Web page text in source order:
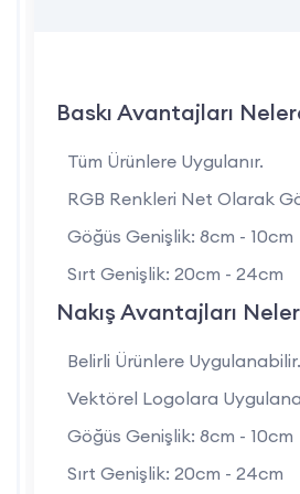
Kullanım Alanları
Tanıtım, fuar ve etkinliklerde
Promosyon ve marka bilinirliği
Üretim ve depo çalışanları için
Neden İş Marketi A.Ş.?
İş Marketi A.Ş., iş kıyafetlerinde
özel çözümleri bir arada sunar. Logo
Baskı Avantajları
Tüm Ürünlere Uygulanır.
RGB Renkleri Net Olarak
Göğüs Genişlik: 8cm - 10cm
Sırt Genişlik: 20cm - 24cm
Nakış Avantajları
Belirli Ürünlere Uygulanabilir.
Vektörel Logolara
Göğüs Genişlik: 8cm - 10cm
Sırt Genişlik: 20cm - 24cm